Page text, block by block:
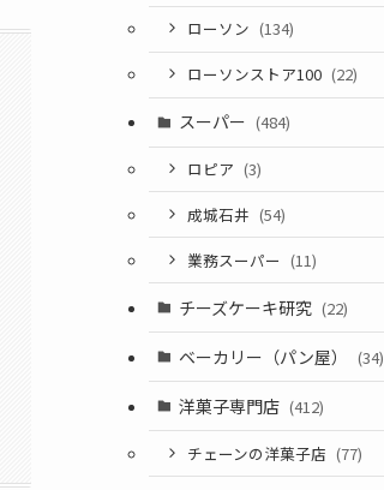
ローソン (134)
ローソンストア100 (22)
スーパー (484)
ロピア (3)
成城石井 (54)
業務スーパー (11)
チーズケーキ研究 (22)
ベーカリー（パン屋） (34)
洋菓子専門店 (412)
チェーンの洋菓子店 (77)